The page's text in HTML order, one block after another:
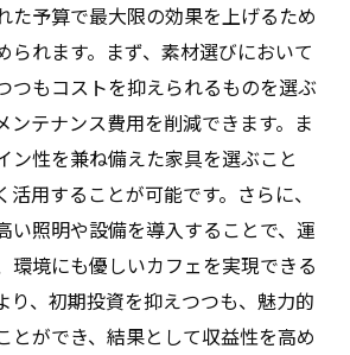
た予算で最大限の効果を上げるため
られます。まず、素材選びにおいて
つもコストを抑えられるものを選ぶ
ンテナンス費用を削減できます。ま
ン性を兼ね備えた家具を選ぶこと
用することが可能です。さらに、
い照明や設備を導入することで、運
環境にも優しいカフェを実現できる
り、初期投資を抑えつつも、魅力的
とができ、結果として収益性を高め